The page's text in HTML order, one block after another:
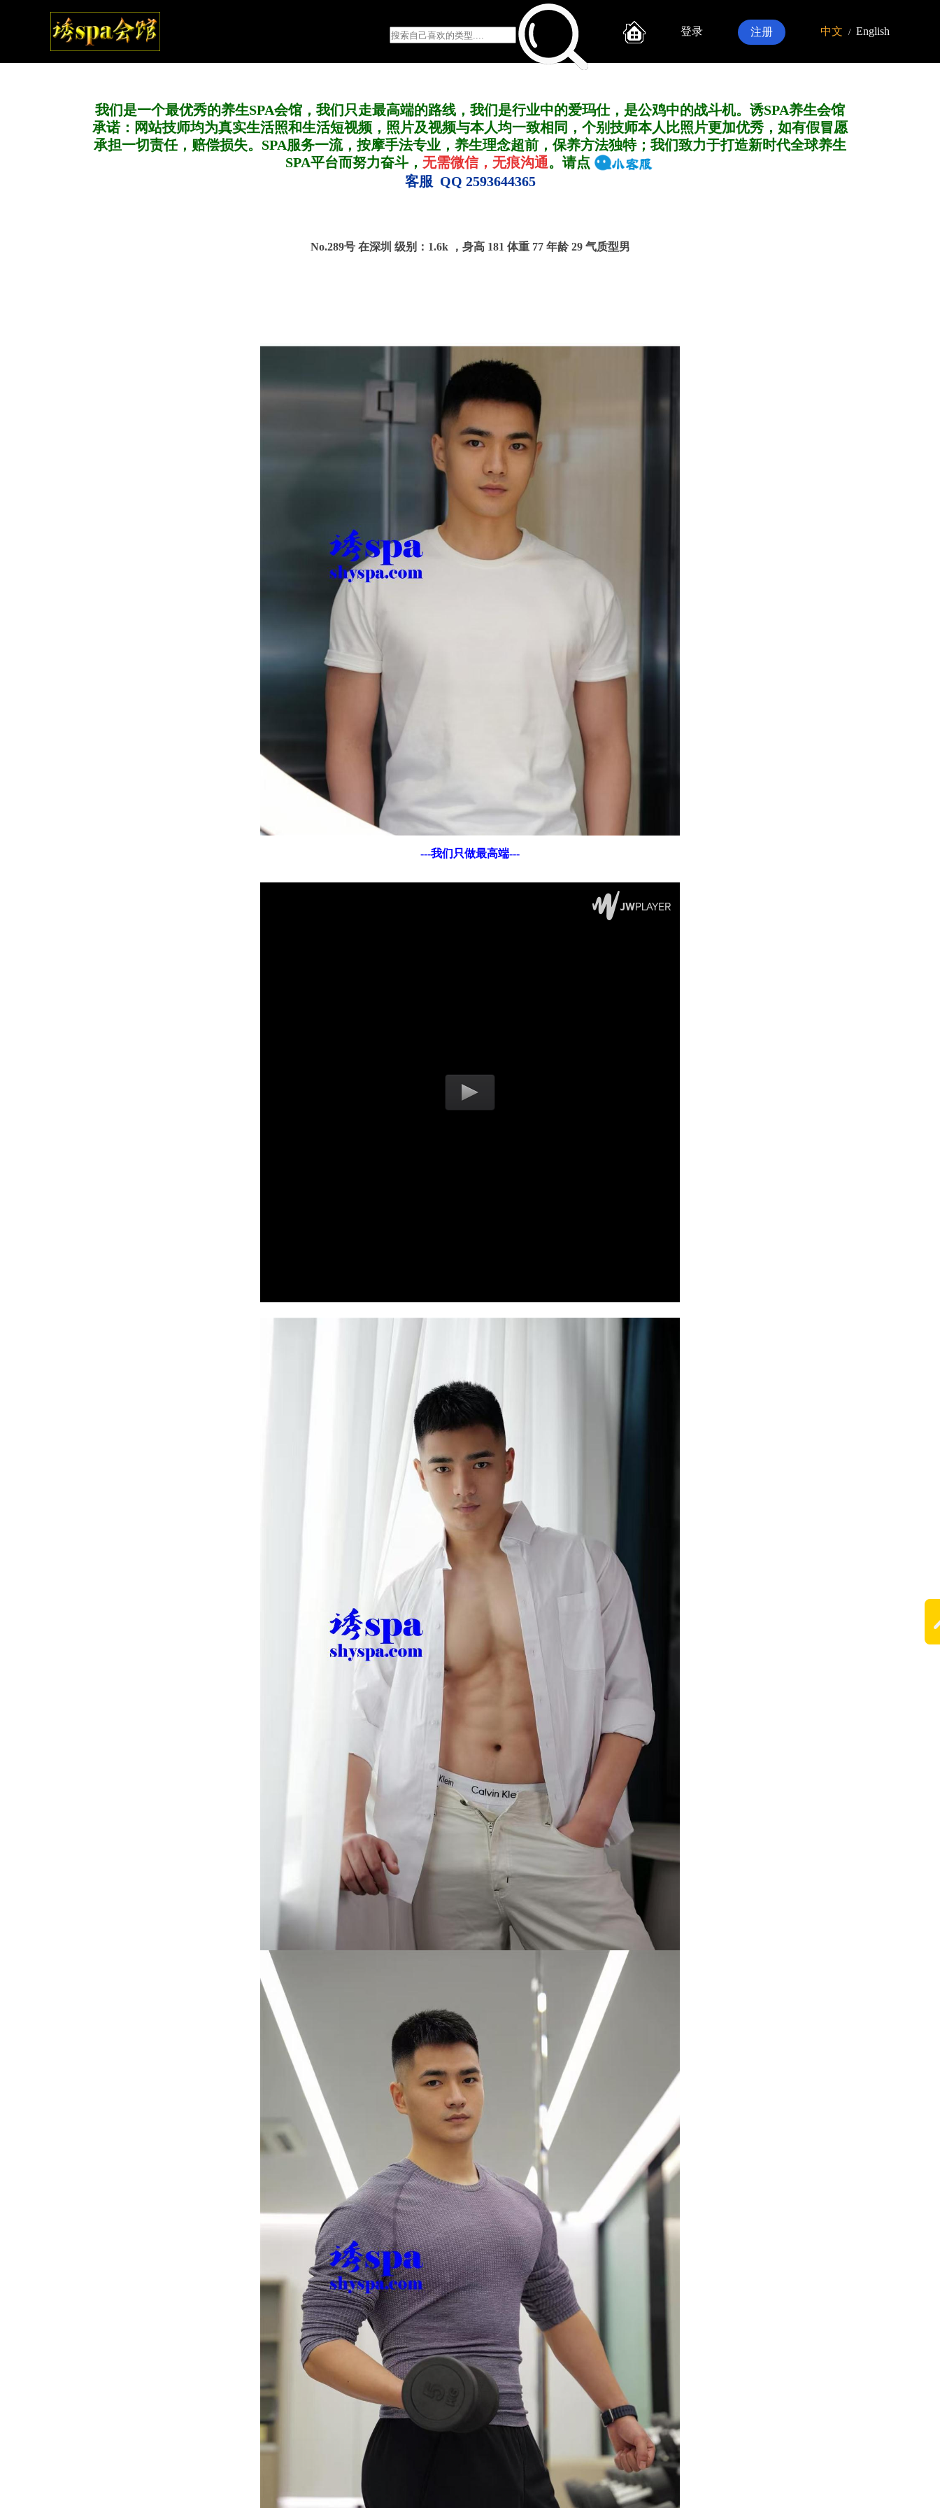
登录 注册 中文 / English
我们是一个最优秀的养生SPA会馆，我们只走最高端的路线，我们是行业中的爱玛仕，是公鸡中的战斗机。诱SPA养生会馆
承诺：网站技师均为真实生活照和生活短视频，照片及视频与本人均一致相同，个别技师本人比照片更加优秀，如有假冒愿
承担一切责任，赔偿损失。SPA服务一流，按摩手法专业，养生理念超前，保养方法独特；我们致力于打造新时代全球养生
SPA平台而努力奋斗， 无需微信，无痕沟通。请点
客服 QQ 2593644365
No.289号 在深圳 级别：1.6k ， 身高 181 体重 77 年龄 29 气质型男
---我们只做最高端---